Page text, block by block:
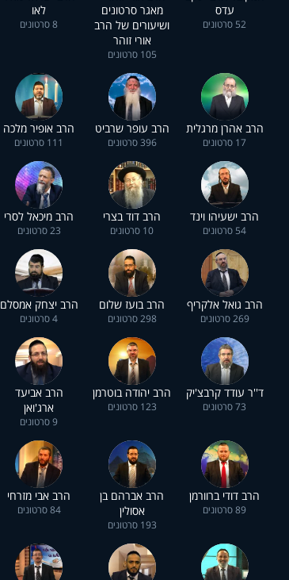
עדס
52 סרטונים
מאגר סרטונים
ושיעורים של הרב
אורי זוהר
105 סרטונים
לאו
8 סרטונים
הרב אהרן מרגלית
17 סרטונים
הרב עופר שרביט
396 סרטונים
הרב אופיר מלכה
111 סרטונים
הרב ישעיהו וינד
54 סרטונים
הרב דוד בצרי
10 סרטונים
הרב מיכאל לסרי
23 סרטונים
הרב גואל אלקריף
269 סרטונים
הרב בועז שלום
298 סרטונים
הרב יצחק אמסלם
4 סרטונים
ד''ר עודד קרבצ'יק
73 סרטונים
הרב יהודה בוטרמן
123 סרטונים
הרב אביעד
ארג'ואן
9 סרטונים
הרב דודי ברוורמן
89 סרטונים
הרב אברהם בן
אסולין
193 סרטונים
הרב אבי מזרחי
84 סרטונים